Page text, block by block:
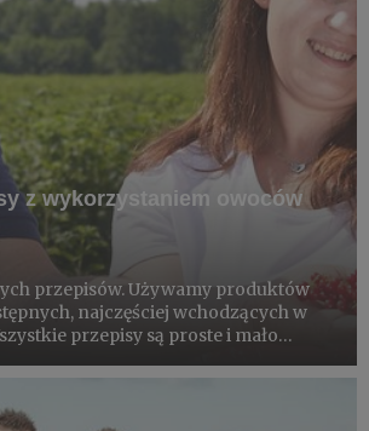
z wykorzystaniem owoców
przepisów. Używamy produktów
najczęściej wchodzących w
przepisy są proste i mało